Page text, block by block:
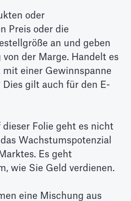
oder
Preis oder die
an und geben
der Marge. Handelt es
einer Gewinnspanne
Dies gilt auch für den E-
dieser Folie geht es nicht
Wachstumspotenzial
Es geht
wie Sie Geld verdienen.
eine Mischung aus